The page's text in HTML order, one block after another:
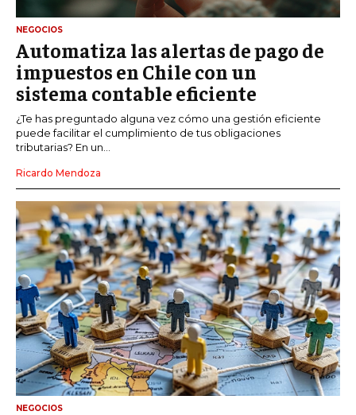
NEGOCIOS
Automatiza las alertas de pago de
impuestos en Chile con un
sistema contable eficiente
¿Te has preguntado alguna vez cómo una gestión eficiente
puede facilitar el cumplimiento de tus obligaciones
tributarias? En un...
Ricardo Mendoza
NEGOCIOS